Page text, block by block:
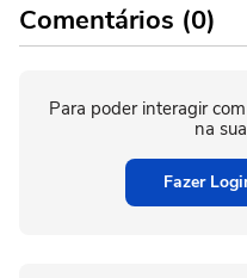
Comentários (0)
Para poder interagir
na
Fazer